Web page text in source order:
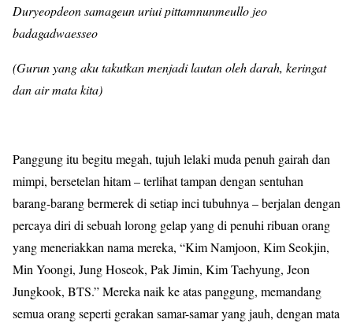
Duryeopdeon samageun uriui pittamnunmeullo jeo
badagadwaesseo
(Gurun yang aku takutkan menjadi lautan oleh darah, keringat
dan air mata kita)
Panggung itu begitu megah, tujuh lelaki muda penuh gairah dan
mimpi, bersetelan hitam – terlihat tampan dengan sentuhan
barang-barang bermerek di setiap inci tubuhnya – berjalan dengan
percaya diri di sebuah lorong gelap yang di penuhi ribuan orang
yang meneriakkan nama mereka, “Kim Namjoon, Kim Seokjin,
Min Yoongi, Jung Hoseok, Pak Jimin, Kim Taehyung, Jeon
Jungkook, BTS.” Mereka naik ke atas panggung, memandang
semua orang seperti gerakan samar-samar yang jauh, dengan mata